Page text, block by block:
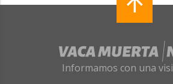
Informamos con una